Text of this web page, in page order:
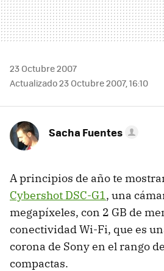
23 Octubre 2007
Actualizado 23 Octubre 2007, 16:10
Sacha Fuentes
A principios de año te
Cybershot DSC-G1, una
megapíxeles, con 2 GB de
conectividad Wi-Fi, que es
corona de Sony en el rango
compactas.